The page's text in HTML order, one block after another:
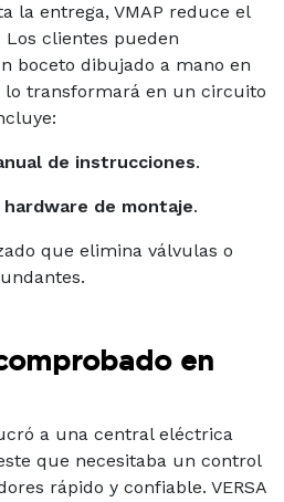
la entrega, VMAP reduce el
clientes pueden
boceto dibujado a mano en
lo transformará en un circuito
de instrucciones.
hardware de montaje.
que elimina válvulas o
en
a una central eléctrica
que necesitaba un control
rápido y confiable. VERSA